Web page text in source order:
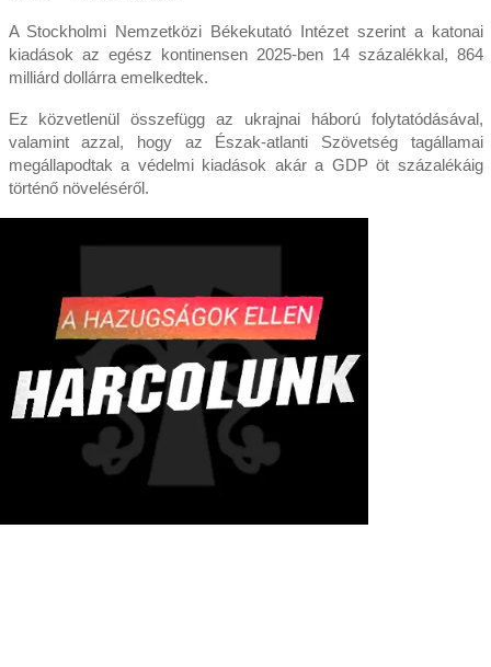
A Stockholmi Nemzetközi Békekutató Intézet szerint a katonai
kiadások az egész kontinensen 2025-ben 14 százalékkal, 864
milliárd dollárra emelkedtek.
Ez közvetlenül összefügg az ukrajnai háború folytatódásával,
valamint azzal, hogy az Észak-atlanti Szövetség tagállamai
megállapodtak a védelmi kiadások akár a GDP öt százalékáig
történő növeléséről.